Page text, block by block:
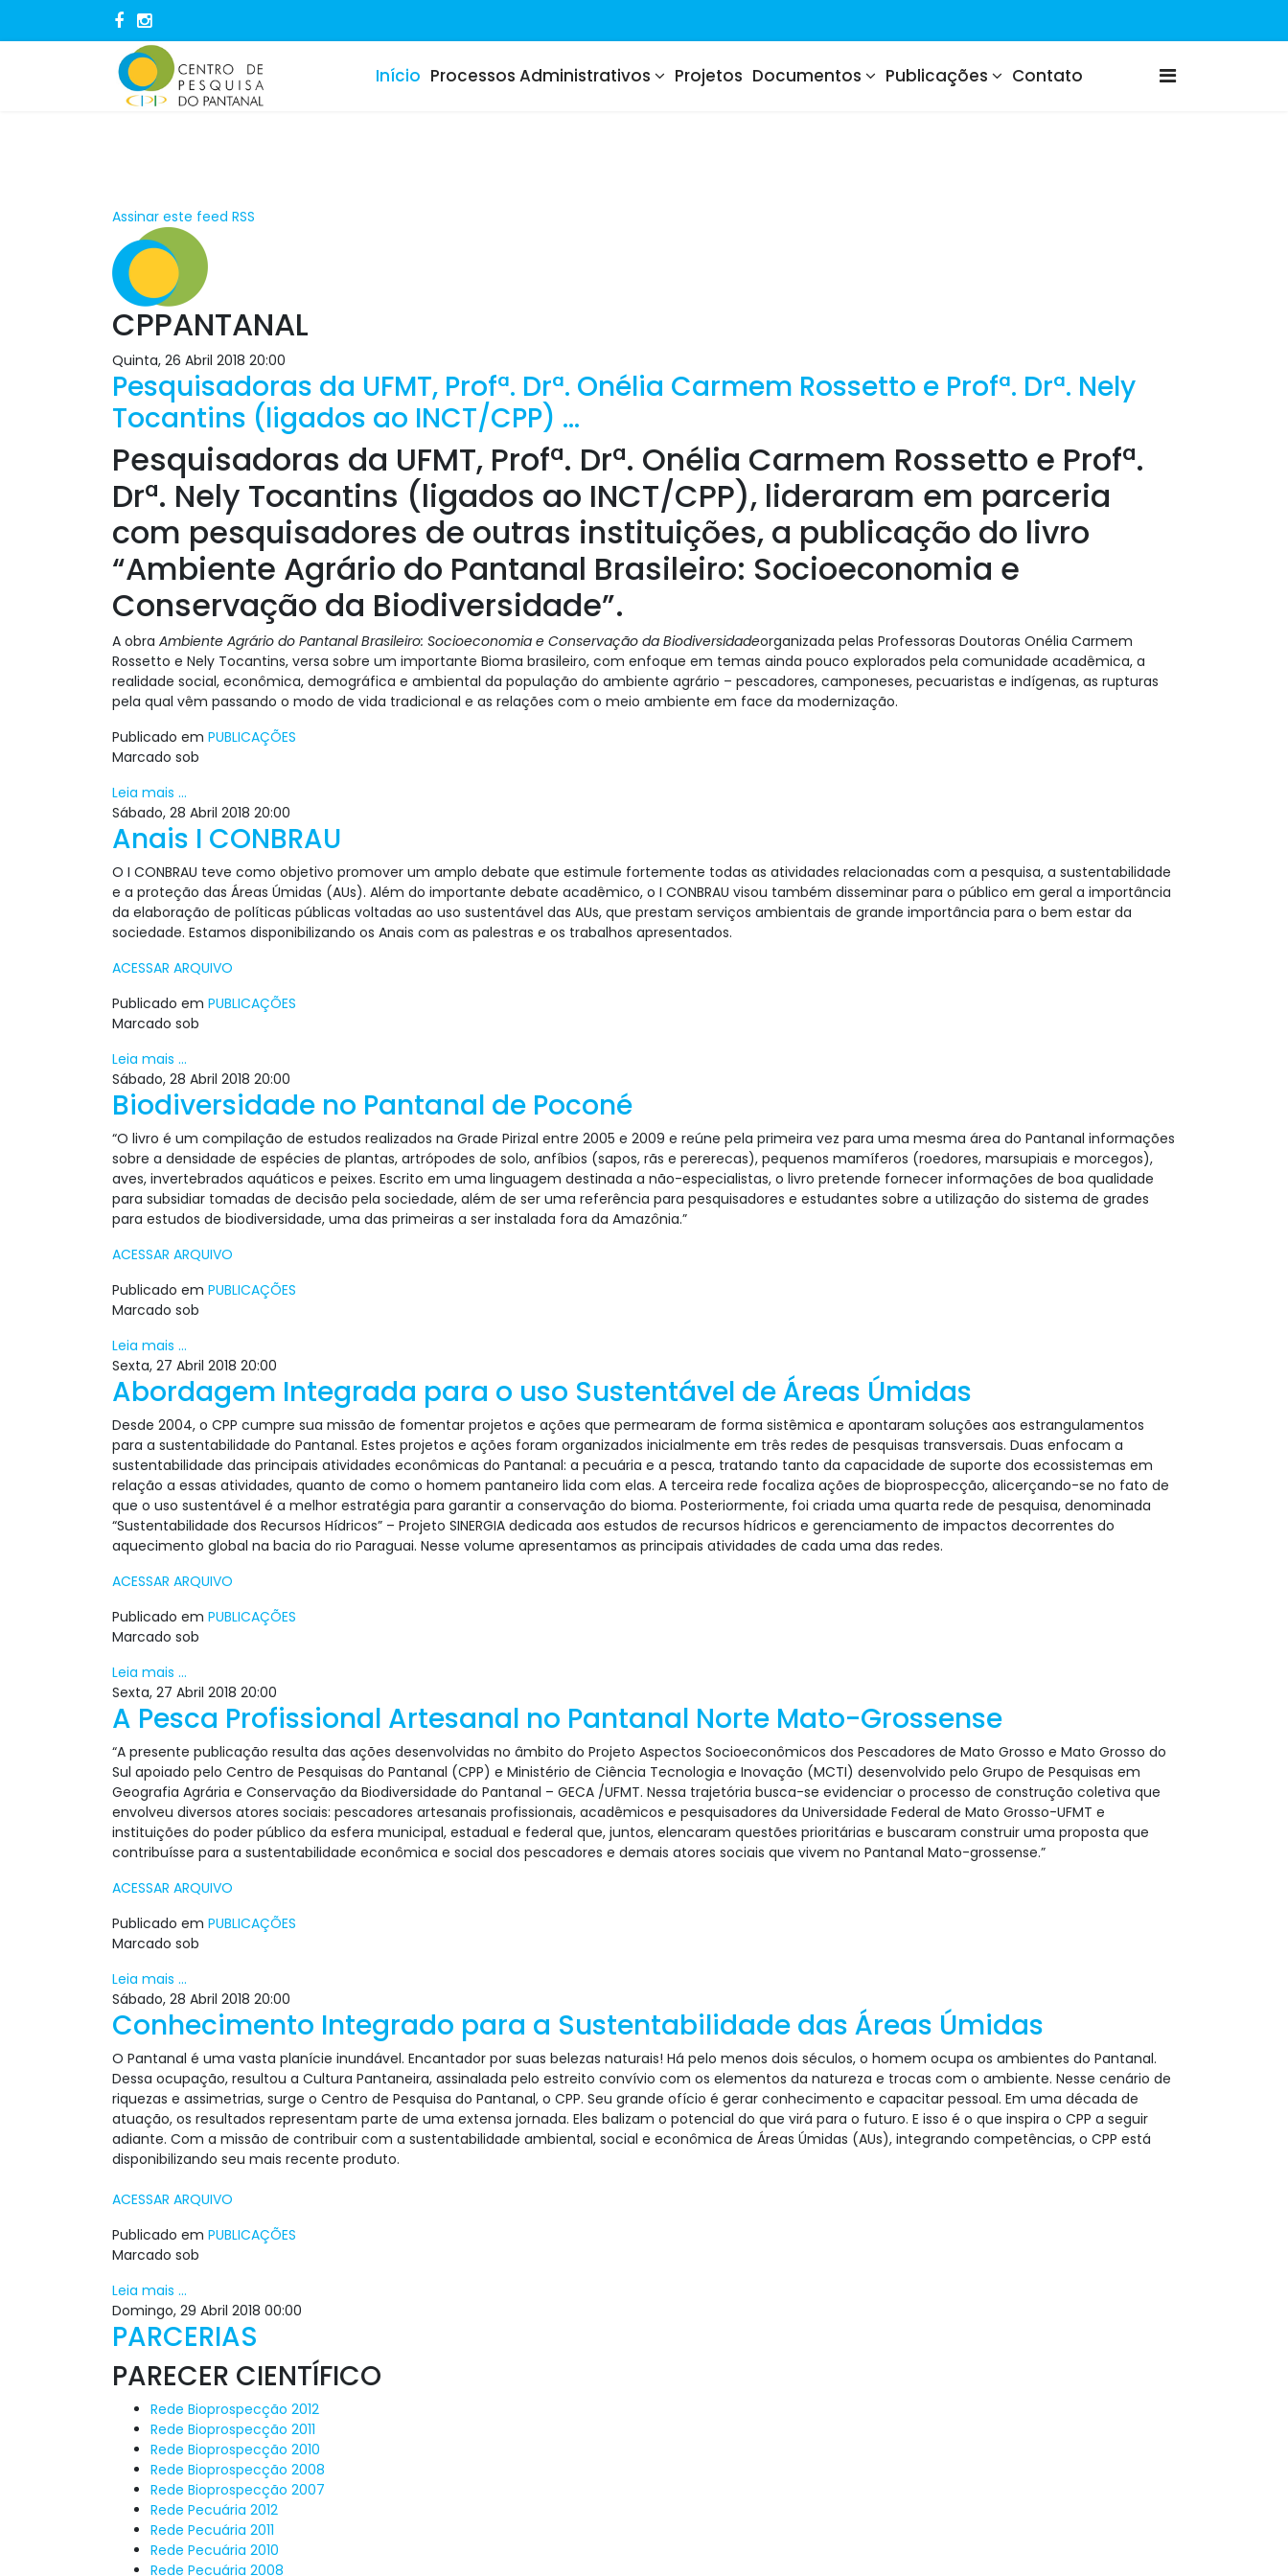
Início Processos Administrativos Projetos Documentos Publicações Contato
Assinar este feed RSS
CPPANTANAL
Quinta, 26 Abril 2018 20:00
Pesquisadoras da UFMT, Profª. Drª. Onélia Carmem Rossetto e Profª. Drª. Nely
Tocantins (ligados ao INCT/CPP) ...
Pesquisadoras da UFMT, Profª. Drª. Onélia Carmem Rossetto e Profª.
Drª. Nely Tocantins (ligados ao INCT/CPP), lideraram em parceria
com pesquisadores de outras instituições, a publicação do livro
“Ambiente Agrário do Pantanal Brasileiro: Socioeconomia e
Conservação da Biodiversidade”.
A obra Ambiente Agrário do Pantanal Brasileiro: Socioeconomia e Conservação da Biodiversidadeorganizada pelas Professoras Doutoras Onélia Carmem
Rossetto e Nely Tocantins, versa sobre um importante Bioma brasileiro, com enfoque em temas ainda pouco explorados pela comunidade acadêmica, a
realidade social, econômica, demográfica e ambiental da população do ambiente agrário – pescadores, camponeses, pecuaristas e indígenas, as rupturas
pela qual vêm passando o modo de vida tradicional e as relações com o meio ambiente em face da modernização.
Publicado em PUBLICAÇÕES
Marcado sob
Leia mais ...
Sábado, 28 Abril 2018 20:00
Anais I CONBRAU
O I CONBRAU teve como objetivo promover um amplo debate que estimule fortemente todas as atividades relacionadas com a pesquisa, a sustentabilidade
e a proteção das Áreas Úmidas (AUs). Além do importante debate acadêmico, o I CONBRAU visou também disseminar para o público em geral a importância
da elaboração de políticas públicas voltadas ao uso sustentável das AUs, que prestam serviços ambientais de grande importância para o bem estar da
sociedade. Estamos disponibilizando os Anais com as palestras e os trabalhos apresentados.
ACESSAR ARQUIVO
Publicado em PUBLICAÇÕES
Marcado sob
Leia mais ...
Sábado, 28 Abril 2018 20:00
Biodiversidade no Pantanal de Poconé
“O livro é um compilação de estudos realizados na Grade Pirizal entre 2005 e 2009 e reúne pela primeira vez para uma mesma área do Pantanal informações
sobre a densidade de espécies de plantas, artrópodes de solo, anfíbios (sapos, rãs e pererecas), pequenos mamíferos (roedores, marsupiais e morcegos),
aves, invertebrados aquáticos e peixes. Escrito em uma linguagem destinada a não-especialistas, o livro pretende fornecer informações de boa qualidade
para subsidiar tomadas de decisão pela sociedade, além de ser uma referência para pesquisadores e estudantes sobre a utilização do sistema de grades
para estudos de biodiversidade, uma das primeiras a ser instalada fora da Amazônia.”
ACESSAR ARQUIVO
Publicado em PUBLICAÇÕES
Marcado sob
Leia mais ...
Sexta, 27 Abril 2018 20:00
Abordagem Integrada para o uso Sustentável de Áreas Úmidas
Desde 2004, o CPP cumpre sua missão de fomentar projetos e ações que permearam de forma sistêmica e apontaram soluções aos estrangulamentos
para a sustentabilidade do Pantanal. Estes projetos e ações foram organizados inicialmente em três redes de pesquisas transversais. Duas enfocam a
sustentabilidade das principais atividades econômicas do Pantanal: a pecuária e a pesca, tratando tanto da capacidade de suporte dos ecossistemas em
relação a essas atividades, quanto de como o homem pantaneiro lida com elas. A terceira rede focaliza ações de bioprospecção, alicerçando-se no fato de
que o uso sustentável é a melhor estratégia para garantir a conservação do bioma. Posteriormente, foi criada uma quarta rede de pesquisa, denominada
“Sustentabilidade dos Recursos Hídricos” – Projeto SINERGIA dedicada aos estudos de recursos hídricos e gerenciamento de impactos decorrentes do
aquecimento global na bacia do rio Paraguai. Nesse volume apresentamos as principais atividades de cada uma das redes.
ACESSAR ARQUIVO
Publicado em PUBLICAÇÕES
Marcado sob
Leia mais ...
Sexta, 27 Abril 2018 20:00
A Pesca Profissional Artesanal no Pantanal Norte Mato-Grossense
“A presente publicação resulta das ações desenvolvidas no âmbito do Projeto Aspectos Socioeconômicos dos Pescadores de Mato Grosso e Mato Grosso do
Sul apoiado pelo Centro de Pesquisas do Pantanal (CPP) e Ministério de Ciência Tecnologia e Inovação (MCTI) desenvolvido pelo Grupo de Pesquisas em
Geografia Agrária e Conservação da Biodiversidade do Pantanal – GECA /UFMT. Nessa trajetória busca-se evidenciar o processo de construção coletiva que
envolveu diversos atores sociais: pescadores artesanais profissionais, acadêmicos e pesquisadores da Universidade Federal de Mato Grosso-UFMT e
instituições do poder público da esfera municipal, estadual e federal que, juntos, elencaram questões prioritárias e buscaram construir uma proposta que
contribuísse para a sustentabilida­de econômica e social dos pescadores e demais atores sociais que vivem no Pantanal Mato-grossense.”
ACESSAR ARQUIVO
Publicado em PUBLICAÇÕES
Marcado sob
Leia mais ...
Sábado, 28 Abril 2018 20:00
Conhecimento Integrado para a Sustentabilidade das Áreas Úmidas
O Pantanal é uma vasta planície inundável. Encantador por suas belezas naturais! Há pelo menos dois séculos, o homem ocupa os ambientes do Pantanal.
Dessa ocupação, resultou a Cultura Pantaneira, assinalada pelo estreito convívio com os elementos da natureza e trocas com o ambiente. Nesse cenário de
riquezas e assimetrias, surge o Centro de Pesquisa do Pantanal, o CPP. Seu grande ofício é gerar conhecimento e capacitar pessoal. Em uma década de
atuação, os resultados representam parte de uma extensa jornada. Eles balizam o potencial do que virá para o futuro. E isso é o que inspira o CPP a seguir
adiante. Com a missão de contribuir com a sustentabilidade ambiental, social e econômica de Áreas Úmidas (AUs), integrando competências, o CPP está
disponibilizando seu mais recente produto.
ACESSAR ARQUIVO
Publicado em PUBLICAÇÕES
Marcado sob
Leia mais ...
Domingo, 29 Abril 2018 00:00
PARCERIAS
PARECER CIENTÍFICO
Rede Bioprospecção 2012
Rede Bioprospecção 2011
Rede Bioprospecção 2010
Rede Bioprospecção 2008
Rede Bioprospecção 2007
Rede Pecuária 2012
Rede Pecuária 2011
Rede Pecuária 2010
Rede Pecuária 2008